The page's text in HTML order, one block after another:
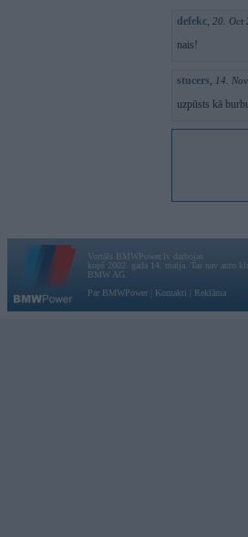
defekc, 20. Oct
nais!
stucers, 14.
uzpūsts kā
Vortāls BMWPower.lv darbojas
kopš 2002. gada 14. maija. Tas nav auto
BMW AG.
Par BMWPower
Kontakti Reklāma